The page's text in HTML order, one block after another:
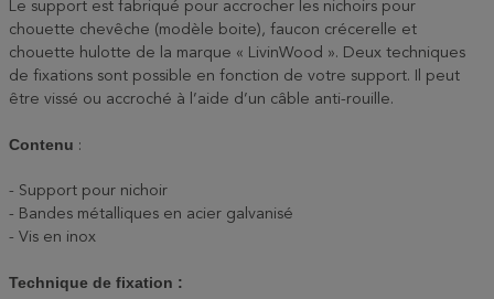
Le support est fabriqué pour accrocher les nichoirs pour
chouette chevêche (modèle boite), faucon crécerelle et
chouette hulotte de la marque « LivinWood ». Deux techniques
de fixations sont possible en fonction de votre support. Il peut
être vissé ou accroché à l’aide d’un câble anti-rouille.
Contenu :
- Support pour nichoir
- Bandes métalliques en acier galvanisé
- Vis en inox
Technique de fixation :